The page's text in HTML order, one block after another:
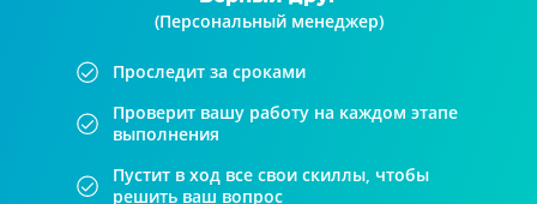
(Персональный менеджер)
Проследит за сроками
Проверит вашу работу на каждом этапе
выполнения
Пустит в ход все свои скиллы, чтобы
решить ваш вопрос